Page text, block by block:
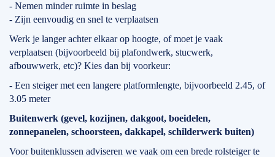
- Nemen minder ruimte in beslag
- Zijn eenvoudig en snel te verplaatsen
Werk je langer achter elkaar op hoogte, of moet je vaak
verplaatsen (bijvoorbeeld bij plafondwerk, stucwerk,
afbouwwerk, etc)? Kies dan bij voorkeur:
- Een steiger met een langere platformlengte, bijvoorbeeld 2.45, of
3.05 meter
Buitenwerk (gevel, kozijnen, dakgoot, boeidelen,
zonnepanelen, schoorsteen, dakkapel, schilderwerk buiten)
Voor buitenklussen adviseren we vaak om een brede rolsteiger te